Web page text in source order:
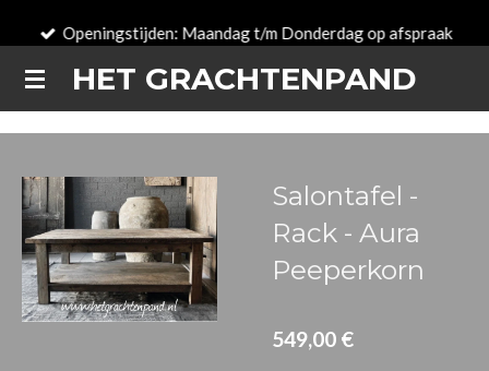
Passer
contenu
principal
HET GRACHTENPAND
Openingstijden: Maandag t/m Donderdag op afspraak
Salontafel -
Rack - Aura
Peeperkorn
549,00 €